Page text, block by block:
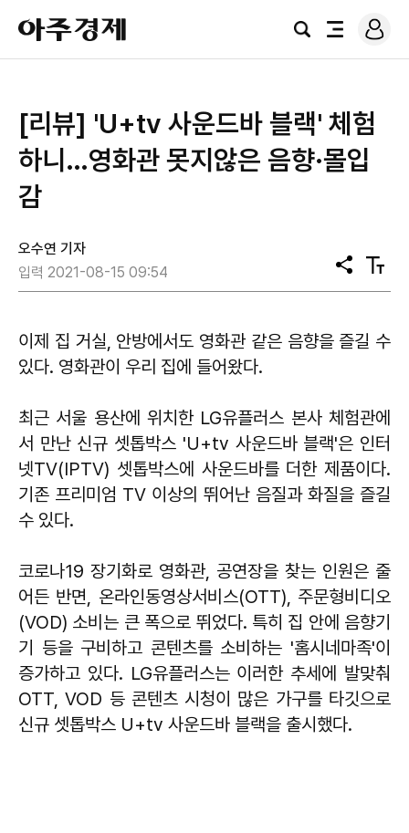
아
주
경
검
전
로
그
[리뷰] 'U+tv 사운드바 블랙' 체험
하니…영화관 못지않은 음향·몰입
감
오수연 기자
입력 2021-08-15 09:54
공
유
텍
스
기
이제 집 거실, 안방에서도 영화관 같은 음향을 즐길 수
있다. 영화관이 우리 집에 들어왔다.
최근 서울 용산에 위치한 LG유플러스 본사 체험관에
서 만난 신규 셋톱박스 'U+tv 사운드바 블랙'은 인터
넷TV(IPTV) 셋톱박스에 사운드바를 더한 제품이다.
기존 프리미엄 TV 이상의 뛰어난 음질과 화질을 즐길
수 있다.
코로나19 장기화로 영화관, 공연장을 찾는 인원은 줄
어든 반면, 온라인동영상서비스(OTT), 주문형비디오
(VOD) 소비는 큰 폭으로 뛰었다. 특히 집 안에 음향기
기 등을 구비하고 콘텐츠를 소비하는 '홈시네마족'이
증가하고 있다. LG유플러스는 이러한 추세에 발맞춰
OTT, VOD 등 콘텐츠 시청이 많은 가구를 타깃으로
신규 셋톱박스 U+tv 사운드바 블랙을 출시했다.